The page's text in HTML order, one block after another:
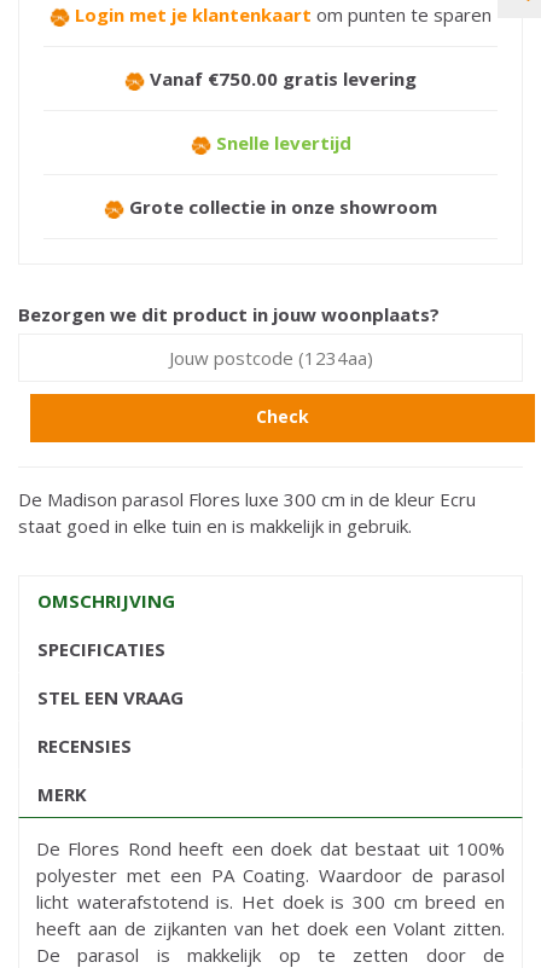
Login met je klantenkaart om punten te sparen
Vanaf €750.00 gratis levering
Snelle levertijd
Grote collectie in onze showroom
Bezorgen we dit product in jouw woonplaats?
Check
De Madison parasol Flores luxe 300 cm in de kleur Ecru
staat goed in elke tuin en is makkelijk in gebruik.
OMSCHRIJVING
SPECIFICATIES
STEL EEN VRAAG
RECENSIES
MERK
De Flores Rond heeft een doek dat bestaat uit 100%
polyester met een PA Coating. Waardoor de parasol
licht waterafstotend is. Het doek is 300 cm breed en
heeft aan de zijkanten van het doek een Volant zitten.
De parasol is makkelijk op te zetten door de